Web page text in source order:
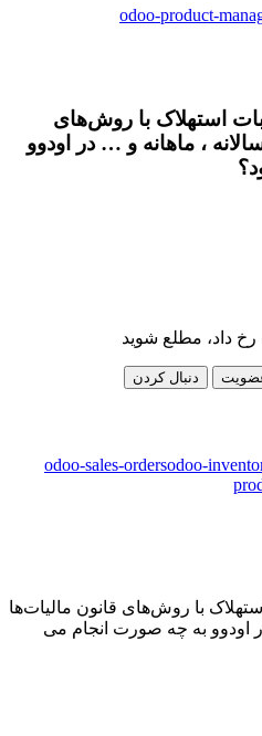
odoo-product-
استهلاک با روش‌های
، ماهانه و … در اودوو
داد، مطلع شوید
دنبال کردن
odoo-sales-ordersodoo-
با روش‌های قانون مالیات‌ها
اودوو به چه صورت انجام می